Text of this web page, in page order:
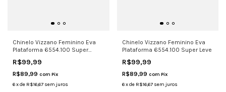
Chinelo Vizzano Feminino Eva
Plataforma 6554.100 Super
R$99,99
R$89,99 com Pix
6xde R$16,67 sem juros
Chinelo Vizzano Feminino Eva
Plataforma 6554.100 Super Leve
R$99,99
R$89,99 com Pix
6 xde R$16,67 sem juros